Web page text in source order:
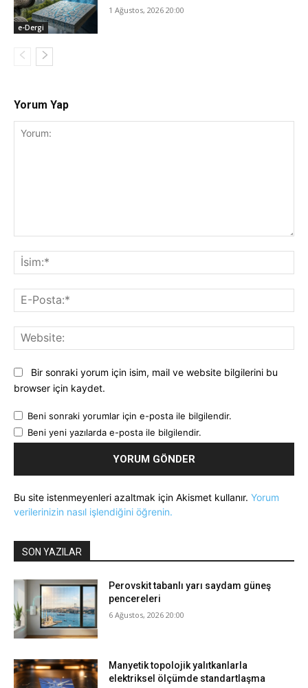
e-Dergi
1 Ağustos, 2026 20:00
Yorum Yap
Bir sonraki yorum için isim, mail ve website bilgilerini bu
browser için kaydet.
Beni sonraki yorumlar için e-posta ile bilgilendir.
Beni yeni yazılarda e-posta ile bilgilendir.
Bu site istenmeyenleri azaltmak için Akismet kullanır. Yorum
verilerinizin nasıl işlendiğini öğrenin.
SON YAZILAR
Perovskit tabanlı yarı saydam güneş
pencereleri
6 Ağustos, 2026 20:00
Manyetik topolojik yalıtkanlarla
elektriksel ölçümde standartlaşma